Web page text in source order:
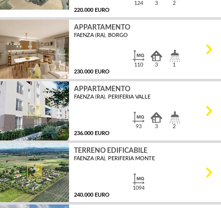
220.000 EURO
124 3 2
APPARTAMENTO
FAENZA (RA), BORGO
230.000 EURO
110 3 1
APPARTAMENTO
FAENZA (RA), PERIFERIA VALLE
236.000 EURO
93 3 2
TERRENO EDIFICABILE
FAENZA (RA), PERIFERIA MONTE
240.000 EURO
1094